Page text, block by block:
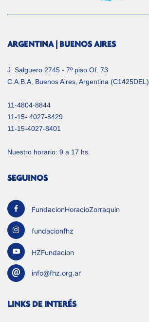
ARGENTINA | BUENOS AIRES
J. Salguero 2745 - 7º piso Of. 73
C.A.B.A, Buenos Aires, Argentina (C1425DEL)
11-4804-8844
11-15- 4027-8429
11-15-4027-8401
Nuestro horario: 9 a 17 hs.
SEGUINOS
FundacionHoracioZorraquin
fundacionfhz
HZFundacion
info@fhz.org.ar
LINKS DE INTERÉS